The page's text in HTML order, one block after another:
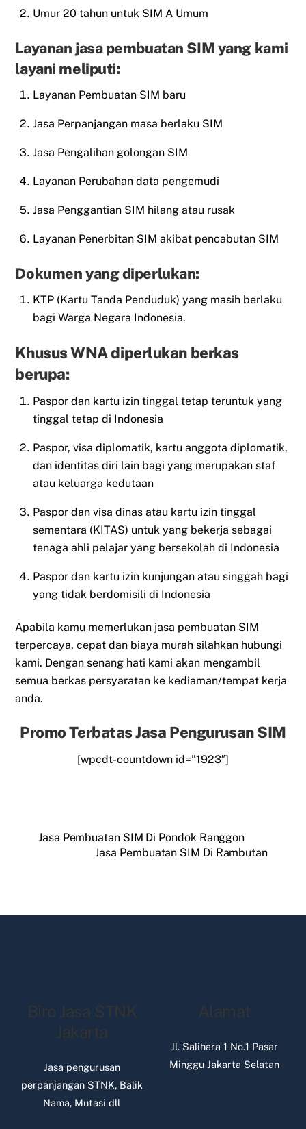
Umur 20 tahun untuk SIM A Umum
Layanan jasa pembuatan SIM yang kami
layani meliputi:
Layanan Pembuatan SIM baru
Jasa Perpanjangan masa berlaku SIM
Jasa Pengalihan golongan SIM
Layanan Perubahan data pengemudi
Jasa Penggantian SIM hilang atau rusak
Layanan Penerbitan SIM akibat pencabutan SIM
Dokumen yang diperlukan:
KTP (Kartu Tanda Penduduk) yang masih berlaku
bagi Warga Negara Indonesia.
Khusus WNA diperlukan berkas
berupa:
Paspor dan kartu izin tinggal tetap teruntuk yang
tinggal tetap di Indonesia
Paspor, visa diplomatik, kartu anggota diplomatik,
dan identitas diri lain bagi yang merupakan staf
atau keluarga kedutaan
Paspor dan visa dinas atau kartu izin tinggal
sementara (KITAS) untuk yang bekerja sebagai
tenaga ahli pelajar yang bersekolah di Indonesia
Paspor dan kartu izin kunjungan atau singgah bagi
yang tidak berdomisili di Indonesia
Apabila kamu memerlukan jasa pembuatan SIM
terpercaya, cepat dan biaya murah silahkan hubungi
kami. Dengan senang hati kami akan mengambil
semua berkas persyaratan ke kediaman/tempat kerja
anda.
Promo Terbatas Jasa Pengurusan SIM
[wpcdt-countdown id=”1923″]
Jasa Pembuatan SIM Di Pondok Ranggon
Jasa Pembuatan SIM Di Rambutan
Biro Jasa STNK
Jakarta
Jasa pengurusan
perpanjangan STNK, Balik
Nama, Mutasi dll
Alamat
Jl. Salihara 1 No.1 Pasar
Minggu Jakarta Selatan